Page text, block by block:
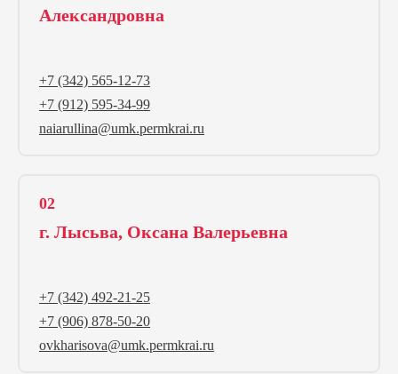
Александровна
+7 (342) 565-12-73
+7 (912) 595-34-99
naiarullina@umk.permkrai.ru
02
г. Лысьва, Оксана Валерьевна
+7 (342) 492-21-25
+7 (906) 878-50-20
ovkharisova@umk.permkrai.ru